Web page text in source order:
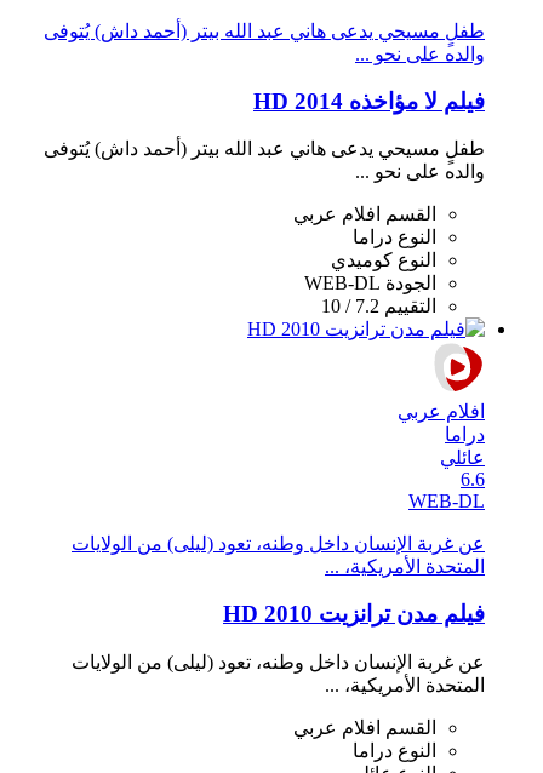
طفلٍ مسيحي يدعى هاني عبد الله بيتر (أحمد داش) يُتوفى
والده على نحو ...
فيلم لا مؤاخذه 2014 HD
طفلٍ مسيحي يدعى هاني عبد الله بيتر (أحمد داش) يُتوفى
والده على نحو ...
القسم
افلام عربي
النوع دراما
النوع كوميدي
الجودة WEB-DL
التقييم 7.2 / 10
افلام عربي
دراما
عائلي
6.6
WEB-DL
عن غربة الإنسان داخل وطنه، تعود (ليلى) من الولايات
المتحدة الأمريكية، ...
فيلم مدن ترانزيت 2010 HD
عن غربة الإنسان داخل وطنه، تعود (ليلى) من الولايات
المتحدة الأمريكية، ...
القسم
افلام عربي
النوع دراما